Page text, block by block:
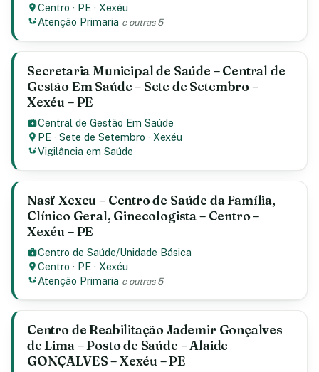
Centro · PE · Xexéu
Atenção Primaria e outras 5
Secretaria Municipal de Saúde – Central de
Gestão Em Saúde – Sete de Setembro –
Xexéu – PE
Central de Gestão Em Saúde
PE ·Sete de Setembro · Xexéu
Vigilância em Saúde
Nasf Xexeu – Centro de Saúde da Família,
Clínico Geral, Ginecologista – Centro –
Xexéu – PE
Centro de Saúde/Unidade Básica
Centro · PE · Xexéu
Atenção Primaria e outras 5
Centro de Reabilitação Jademir Gonçalves
de Lima – Posto de Saúde – Alaide
GONÇALVES – Xexéu – PE